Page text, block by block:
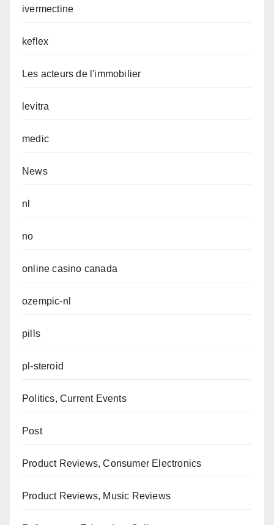
ivermectine
keflex
Les acteurs de l'immobilier
levitra
medic
News
nl
no
online casino canada
ozempic-nl
pills
pl-steroid
Politics, Current Events
Post
Product Reviews, Consumer Electronics
Product Reviews, Music Reviews